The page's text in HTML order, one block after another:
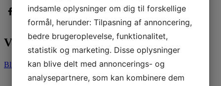
Vores partnere
Bliv partner
indsamle oplysninger om dig til forskellige
formål, herunder: Tilpasning af annoncering,
bedre brugeroplevelse, funktionalitet,
statistik og marketing. Disse oplysninger
kan blive delt med annoncerings- og
analysepartnere, som kan kombinere dem